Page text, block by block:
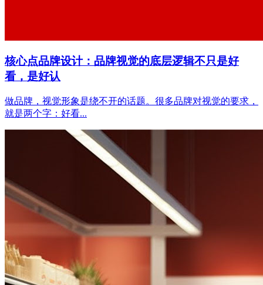
核心点品牌设计：品牌视觉的底层逻辑不只是好
看，是好认
做品牌，视觉形象是绕不开的话题。很多品牌对视觉的要求，
就是两个字：好看...